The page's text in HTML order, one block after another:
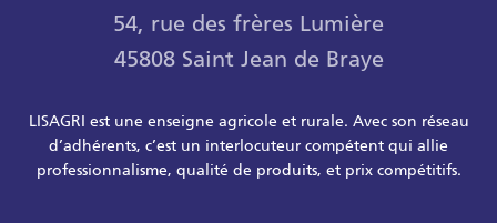
54, rue des frères Lumière
45808 Saint Jean de Braye
LISAGRI est une enseigne agricole et rurale. Avec son réseau
d’adhérents, c’est un interlocuteur compétent qui allie
professionnalisme, qualité de produits, et prix compétitifs.